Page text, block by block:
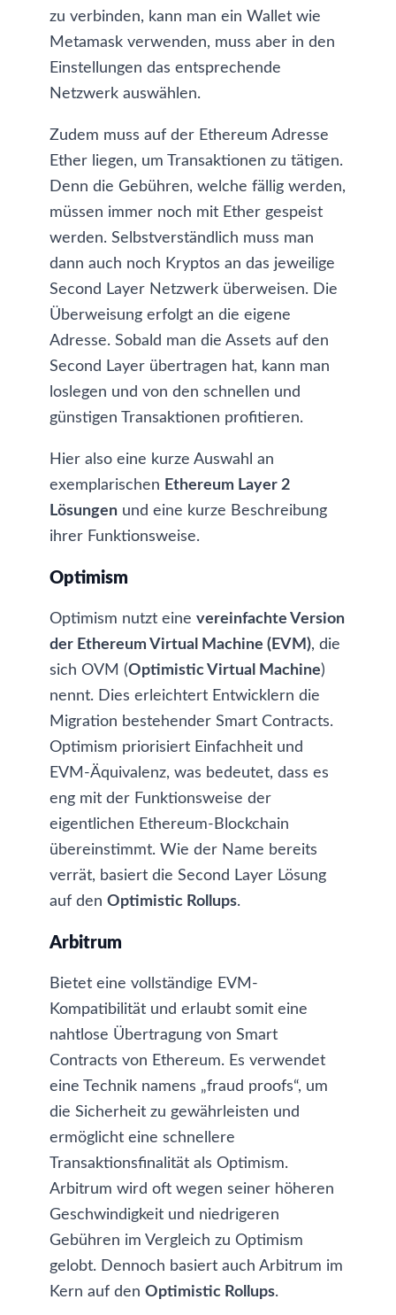
zu verbinden, kann man ein Wallet wie
Metamask verwenden, muss aber in den
Einstellungen das entsprechende
Netzwerk auswählen.
Zudem muss auf der Ethereum Adresse
Ether liegen, um Transaktionen zu tätigen.
Denn die Gebühren, welche fällig werden,
müssen immer noch mit Ether gespeist
werden. Selbstverständlich muss man
dann auch noch Kryptos an das jeweilige
Second Layer Netzwerk überweisen. Die
Überweisung erfolgt an die eigene
Adresse. Sobald man die Assets auf den
Second Layer übertragen hat, kann man
loslegen und von den schnellen und
günstigen Transaktionen profitieren.
Hier also eine kurze Auswahl an
exemplarischen Ethereum Layer 2
Lösungen und eine kurze Beschreibung
ihrer Funktionsweise.
Optimism
Optimism nutzt eine vereinfachte Version
der Ethereum Virtual Machine (EVM), die
sich OVM (Optimistic Virtual Machine)
nennt. Dies erleichtert Entwicklern die
Migration bestehender Smart Contracts.
Optimism priorisiert Einfachheit und
EVM-Äquivalenz, was bedeutet, dass es
eng mit der Funktionsweise der
eigentlichen Ethereum-Blockchain
übereinstimmt. Wie der Name bereits
verrät, basiert die Second Layer Lösung
auf den Optimistic Rollups.
Arbitrum
Bietet eine vollständige EVM-
Kompatibilität und erlaubt somit eine
nahtlose Übertragung von Smart
Contracts von Ethereum. Es verwendet
eine Technik namens „fraud proofs“, um
die Sicherheit zu gewährleisten und
ermöglicht eine schnellere
Transaktionsfinalität als Optimism.
Arbitrum wird oft wegen seiner höheren
Geschwindigkeit und niedrigeren
Gebühren im Vergleich zu Optimism
gelobt. Dennoch basiert auch Arbitrum im
Kern auf den Optimistic Rollups.